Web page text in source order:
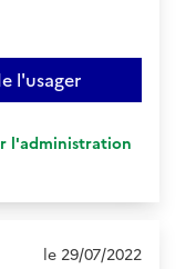
l'usager
l'administration
le 29/07/2022